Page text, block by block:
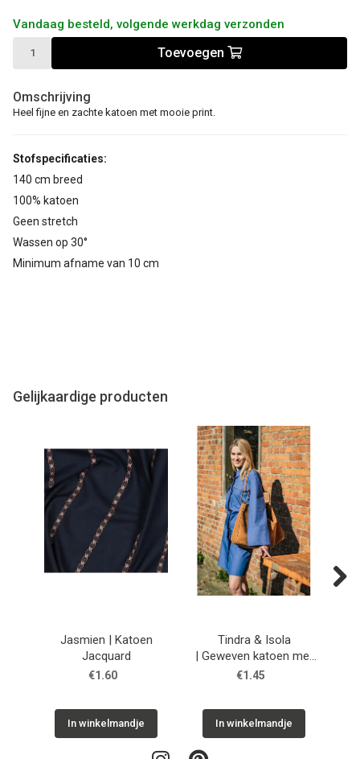
Vandaag besteld, volgende werkdag verzonden
Toevoegen
Omschrijving
Heel fijne en zachte katoen met mooie print.
Stofspecificaties:
140 cm breed
100% katoen
Geen stretch
Wassen op 30°
Minimum afname van 10 cm
Gelijkaardige producten
Jasmien | Katoen
Jacquard
€1.60
In winkelmandje
Tindra & Isola
| Geweven katoen met
zachte touch | Blauw
€1.45
In winkelmandje